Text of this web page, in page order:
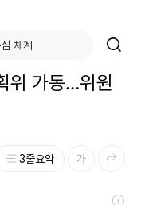
위 가동…위원
3줄요약